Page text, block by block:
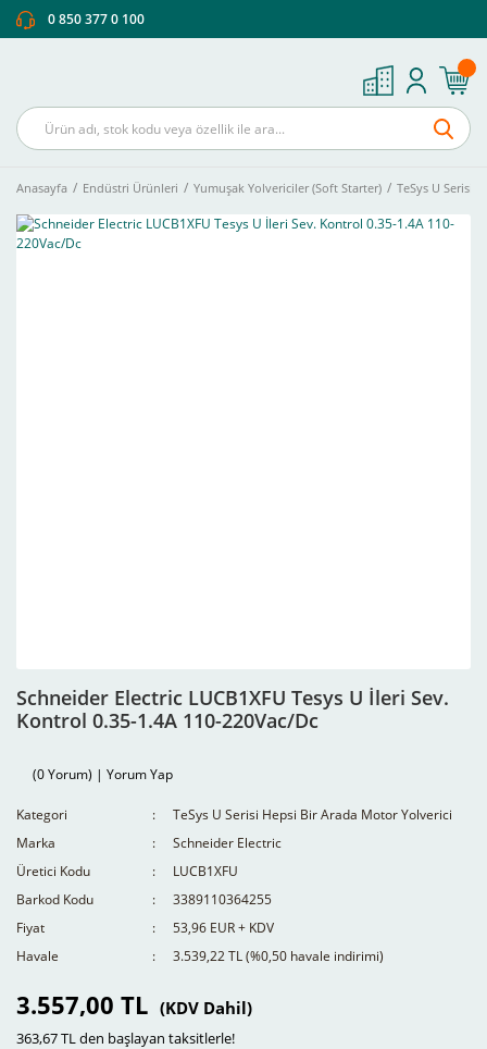
0 850 377 0 100
Anasayfa Endüstri Ürünleri Yumuşak Yolvericiler (Soft Starter) TeSys U Serisi
Schneider Electric LUCB1XFU Tesys U İleri Sev.
Kontrol 0.35-1.4A 110-220Vac/Dc
(0 Yorum) | Yorum Yap
Kategori
TeSys U Serisi Hepsi Bir Arada Motor Yolverici
Marka
Schneider Electric
Üretici Kodu
LUCB1XFU
Barkod Kodu
3389110364255
Fiyat
53,96 EUR + KDV
Havale
3.539,22 TL (%0,50 havale indirimi)
3.557,00 TL (KDV Dahil)
363,67 TL den başlayan taksitlerle!